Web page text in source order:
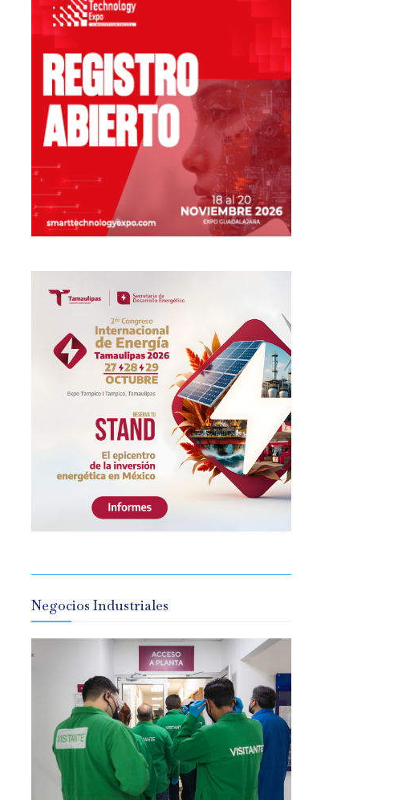
Negocios Industriales